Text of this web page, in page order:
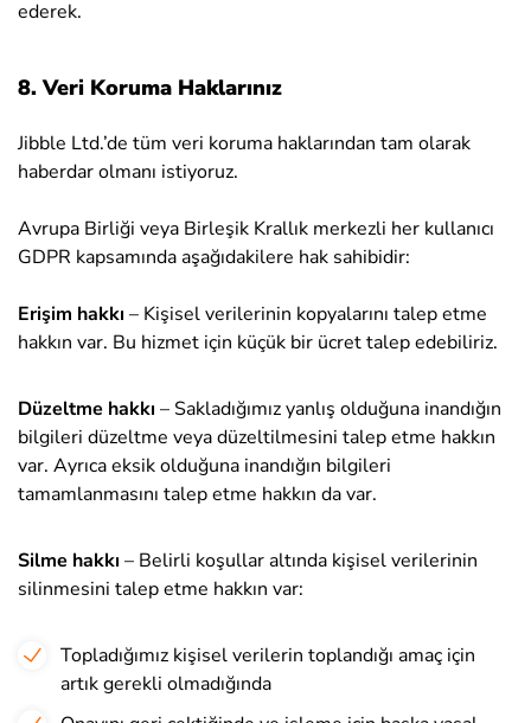
ederek.
8. Veri Koruma Haklarınız
Jibble Ltd.’de tüm veri koruma haklarından tam olarak
haberdar olmanı istiyoruz.
Avrupa Birliği veya Birleşik Krallık merkezli her kullanıcı
GDPR kapsamında aşağıdakilere hak sahibidir:
Erişim hakkı – Kişisel verilerinin kopyalarını talep etme
hakkın var. Bu hizmet için küçük bir ücret talep edebiliriz.
Düzeltme hakkı – Sakladığımız yanlış olduğuna inandığın
bilgileri düzeltme veya düzeltilmesini talep etme hakkın
var. Ayrıca eksik olduğuna inandığın bilgileri
tamamlanmasını talep etme hakkın da var.
Silme hakkı – Belirli koşullar altında kişisel verilerinin
silinmesini talep etme hakkın var:
Topladığımız kişisel verilerin toplandığı amaç için
artık gerekli olmadığında